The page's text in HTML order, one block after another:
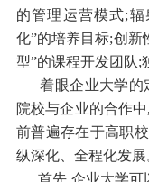
的管理运营模式;
化”的培养目标;创新
型”的课程开发团队;
着眼企业大学的
院校与企业的合作
前普遍存在于高职
纵深化、全程化发展
首先,企业大学可